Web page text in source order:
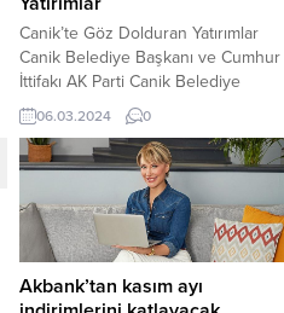
Canik’te Göz Dolduran Yatırımlar
Canik Belediye Başkanı ve Cumhur
İttifakı AK Parti Canik Belediye
Başkan Adayı İbrahim Sandıkçı,
Canik’e 10 milyar Türk lirasına yakın
yatırım kazandırdıklarını ifade
ederek,5 yılda ilçeye büyük gelişim
ve değişim yaşadıklarını kaydetti.
Canik Belediye Başkanı ve Cumhur
İttifakı AK Parti Canik Belediye
Başkan Adayı İbrahim...
06.03.2024 0
Akbank’tan kasım ayı